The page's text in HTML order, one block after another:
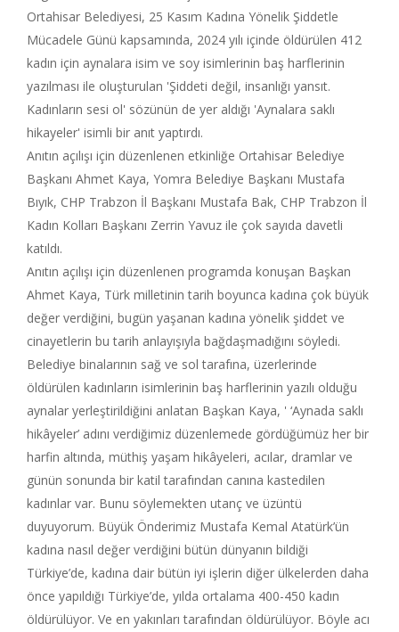
Ortahisar Belediyesi, 25 Kasım Kadına Yönelik Şiddetle
Mücadele Günü kapsamında, 2024 yılı içinde öldürülen 412
kadın için aynalara isim ve soy isimlerinin baş harflerinin
yazılması ile oluşturulan 'Şiddeti değil, insanlığı yansıt.
Kadınların sesi ol' sözünün de yer aldığı 'Aynalara saklı
hikayeler' isimli bir anıt yaptırdı.
Anıtın açılışı için düzenlenen etkinliğe Ortahisar Belediye
Başkanı Ahmet Kaya, Yomra Belediye Başkanı Mustafa
Bıyık, CHP Trabzon İl Başkanı Mustafa Bak, CHP Trabzon İl
Kadın Kolları Başkanı Zerrin Yavuz ile çok sayıda davetli
katıldı.
Anıtın açılışı için düzenlenen programda konuşan Başkan
Ahmet Kaya, Türk milletinin tarih boyunca kadına çok büyük
değer verdiğini, bugün yaşanan kadına yönelik şiddet ve
cinayetlerin bu tarih anlayışıyla bağdaşmadığını söyledi.
Belediye binalarının sağ ve sol tarafına, üzerlerinde
öldürülen kadınların isimlerinin baş harflerinin yazılı olduğu
aynalar yerleştirildiğini anlatan Başkan Kaya, ' ‘Aynada saklı
hikâyeler’ adını verdiğimiz düzenlemede gördüğümüz her bir
harfin altında, müthiş yaşam hikâyeleri, acılar, dramlar ve
günün sonunda bir katil tarafından canına kastedilen
kadınlar var. Bunu söylemekten utanç ve üzüntü
duyuyorum. Büyük Önderimiz Mustafa Kemal Atatürk’ün
kadına nasıl değer verdiğini bütün dünyanın bildiği
Türkiye’de, kadına dair bütün iyi işlerin diğer ülkelerden daha
önce yapıldığı Türkiye’de, yılda ortalama 400-450 kadın
öldürülüyor. Ve en yakınları tarafından öldürülüyor. Böyle acı